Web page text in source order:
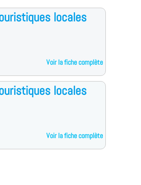
locales
Voir la fiche complète
locales
Voir la fiche complète